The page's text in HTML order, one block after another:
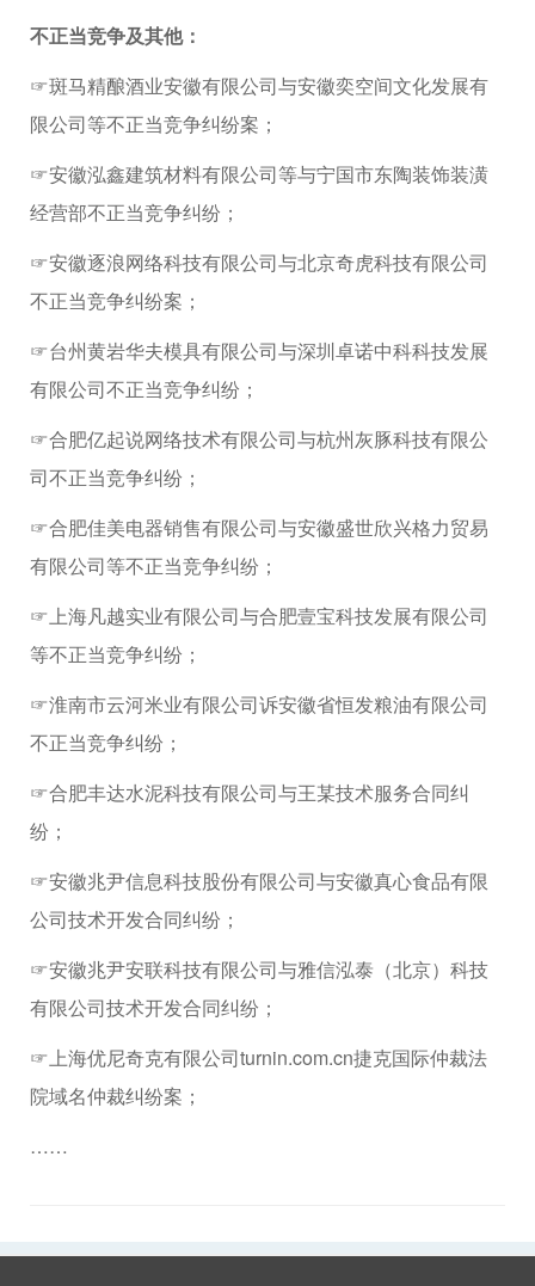
不正当竞争及其他：
☞斑马精酿酒业安徽有限公司与安徽奕空间文化发展有
限公司等不正当竞争纠纷案；
☞安徽泓鑫建筑材料有限公司等与宁国市东陶装饰装潢
经营部不正当竞争纠纷；
☞安徽逐浪网络科技有限公司与北京奇虎科技有限公司
不正当竞争纠纷案；
☞台州黄岩华夫模具有限公司与深圳卓诺中科科技发展
有限公司不正当竞争纠纷；
☞合肥亿起说网络技术有限公司与杭州灰豚科技有限公
司不正当竞争纠纷；
☞合肥佳美电器销售有限公司与安徽盛世欣兴格力贸易
有限公司等不正当竞争纠纷；
☞上海凡越实业有限公司与合肥壹宝科技发展有限公司
等不正当竞争纠纷；
☞淮南市云河米业有限公司诉安徽省恒发粮油有限公司
不正当竞争纠纷；
☞合肥丰达水泥科技有限公司与王某技术服务合同纠
纷；
☞安徽兆尹信息科技股份有限公司与安徽真心食品有限
公司技术开发合同纠纷；
☞安徽兆尹安联科技有限公司与雅信泓泰（北京）科技
有限公司技术开发合同纠纷；
☞上海优尼奇克有限公司turnin.com.cn捷克国际仲裁法
院域名仲裁纠纷案；
……